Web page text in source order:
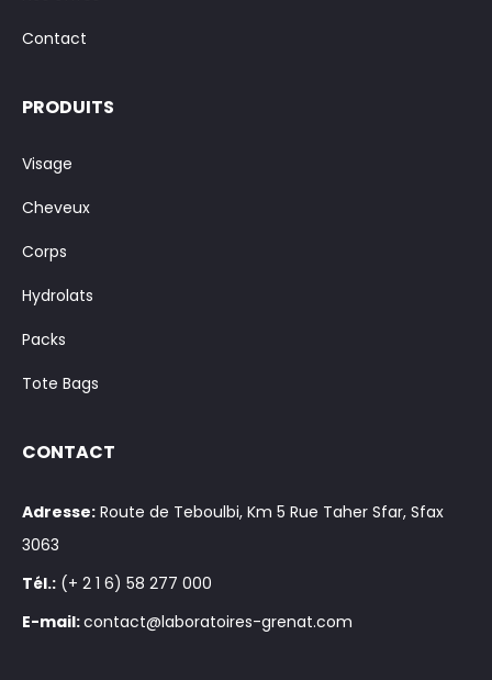
Contact
PRODUITS
Visage
Cheveux
Corps
Hydrolats
Packs
Tote Bags
CONTACT
Adresse: Route de Teboulbi, Km 5 Rue Taher Sfar, Sfax
3063
Tél.: (+ 2 1 6) 58 277 000
E-mail:contact@laboratoires-grenat.com